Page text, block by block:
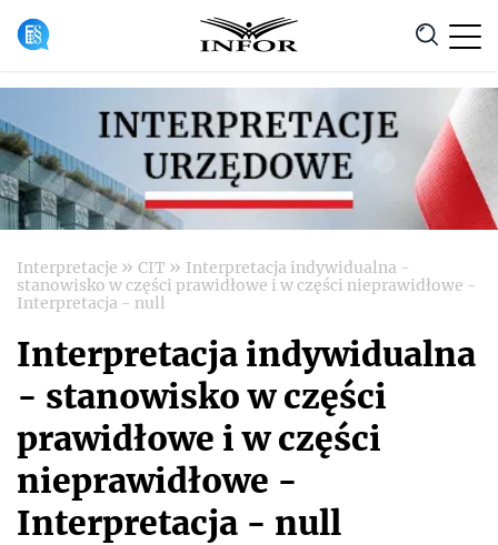
Anuluj
Interpretacje » CIT » Interpretacja indywidualna -
stanowisko w części prawidłowe i w części nieprawidłowe -
Interpretacja - null
Interpretacja indywidualna
- stanowisko w części
prawidłowe i w części
nieprawidłowe -
Interpretacja - null